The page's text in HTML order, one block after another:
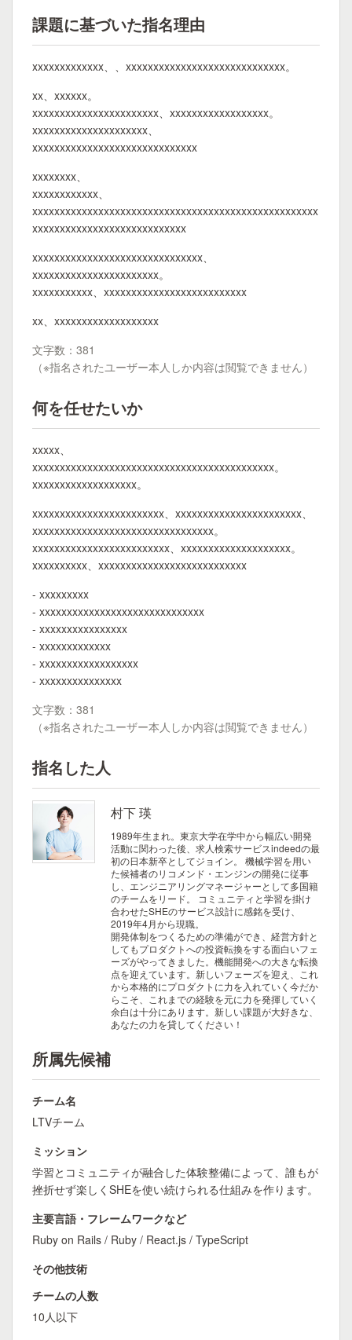
課題に基づいた指名理由
xxxxxxxxxxxxx、、xxxxxxxxxxxxxxxxxxxxxxxxxxxxx。
xx、xxxxxx。
xxxxxxxxxxxxxxxxxxxxxxx、xxxxxxxxxxxxxxxxxx。
xxxxxxxxxxxxxxxxxxxxx、
xxxxxxxxxxxxxxxxxxxxxxxxxxxxxx
xxxxxxxx、
xxxxxxxxxxxx、
xxxxxxxxxxxxxxxxxxxxxxxxxxxxxxxxxxxxxxxxxxxxxxxxxxxx
xxxxxxxxxxxxxxxxxxxxxxxxxxxx
xxxxxxxxxxxxxxxxxxxxxxxxxxxxxxx、
xxxxxxxxxxxxxxxxxxxxxxx。
xxxxxxxxxxx、xxxxxxxxxxxxxxxxxxxxxxxxxx
xx、xxxxxxxxxxxxxxxxxxx
文字数：381
（※指名されたユーザー本人しか内容は閲覧できません）
何を任せたいか
xxxxx、
xxxxxxxxxxxxxxxxxxxxxxxxxxxxxxxxxxxxxxxxxxxx。
xxxxxxxxxxxxxxxxxxx。
xxxxxxxxxxxxxxxxxxxxxxxx、xxxxxxxxxxxxxxxxxxxxxxx、
xxxxxxxxxxxxxxxxxxxxxxxxxxxxxxxxx。
xxxxxxxxxxxxxxxxxxxxxxxxx、xxxxxxxxxxxxxxxxxxxx。
xxxxxxxxxx、xxxxxxxxxxxxxxxxxxxxxxxxxxx
- xxxxxxxxx
- xxxxxxxxxxxxxxxxxxxxxxxxxxxxxx
- xxxxxxxxxxxxxxxx
- xxxxxxxxxxxxx
- xxxxxxxxxxxxxxxxxx
- xxxxxxxxxxxxxxx
文字数：381
（※指名されたユーザー本人しか内容は閲覧できません）
指名した人
村下 瑛
1989年生まれ。東京大学在学中から幅広い開発
活動に関わった後、求人検索サービスindeedの最
初の日本新卒としてジョイン。 機械学習を用い
た候補者のリコメンド・エンジンの開発に従事
し、エンジニアリングマネージャーとして多国籍
のチームをリード。 コミュニティと学習を掛け
合わせたSHEのサービス設計に感銘を受け、
2019年4月から現職。
開発体制をつくるための準備ができ、経営方針と
してもプロダクトへの投資転換をする面白いフェ
ーズがやってきました。機能開発への大きな転換
点を迎えています。新しいフェーズを迎え、これ
から本格的にプロダクトに力を入れていく今だか
らこそ、これまでの経験を元に力を発揮していく
余白は十分にあります。新しい課題が大好きな、
あなたの力を貸してください！
所属先候補
チーム名
LTVチーム
ミッション
学習とコミュニティが融合した体験整備によって、誰もが
挫折せず楽しくSHEを使い続けられる仕組みを作ります。
主要言語・フレームワークなど
Ruby on Rails / Ruby / React.js / TypeScript
その他技術
チームの人数
10人以下